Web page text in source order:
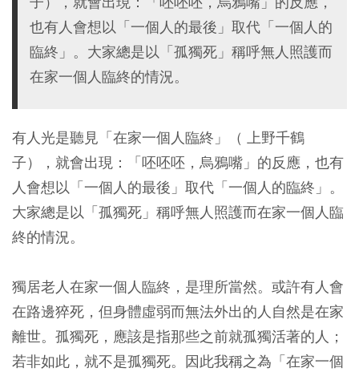
也有人會想以「一個人的最後」取代「一個人的
臨終」。大家總是以「孤獨死」稱呼無人照護而
在家一個人臨終的情況。
有人光是聽見「在家一個人臨終」（ 上野千鶴
子），就會出現：「呸呸呸，烏鴉嘴」的反應，也有
人會想以「一個人的最後」取代「一個人的臨終」。
大家總是以「孤獨死」稱呼無人照護而在家一個人臨
終的情況。
獨居老人在家一個人臨終，是理所當然。或許有人會
在路邊猝死，但身體虛弱而無法外出的人自然是在家
離世。孤獨死，應該是指那些之前就孤獨活著的人；
若非如此，就不是孤獨死。因此我稱之為「在家一個